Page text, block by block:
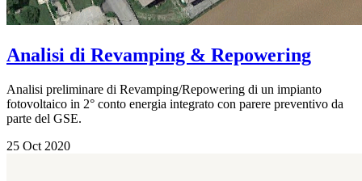
Analisi di Revamping & Repowering
Analisi preliminare di Revamping/Repowering di un impianto
fotovoltaico in 2° conto energia integrato con parere preventivo da
parte del GSE.
25 Oct 2020